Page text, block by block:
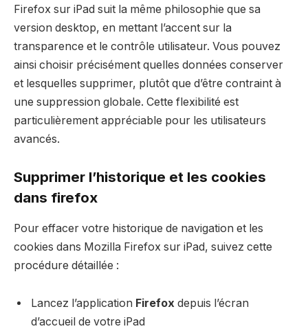
Firefox sur iPad suit la même philosophie que sa
version desktop, en mettant l’accent sur la
transparence et le contrôle utilisateur. Vous pouvez
ainsi choisir précisément quelles données conserver
et lesquelles supprimer, plutôt que d’être contraint à
une suppression globale. Cette flexibilité est
particulièrement appréciable pour les utilisateurs
avancés.
Supprimer l’historique et les cookies
dans firefox
Pour effacer votre historique de navigation et les
cookies dans Mozilla Firefox sur iPad, suivez cette
procédure détaillée :
Lancez l’application Firefox depuis l’écran
d’accueil de votre iPad